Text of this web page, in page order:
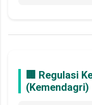
🏢 Regulasi
(Kemendagri)